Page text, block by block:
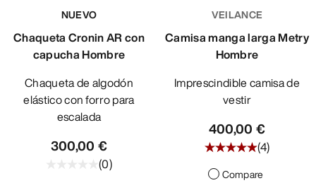
NUEVO
Chaqueta Cronin AR con
capucha Hombre
Chaqueta de algodón
elástico con forro para
escalada
300,00 €
(0)
VEILANCE
Camisa manga larga Metry
Hombre
Imprescindible camisa de
vestir
400,00 €
(4)
Compare